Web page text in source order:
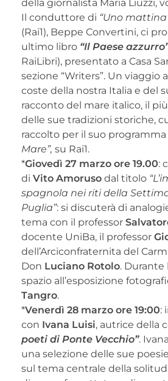
della giornalista Maria Liuzzi,
Il conduttore di “Uno
(Rai1), Beppe Convertini, ci
ultimo libro “Il Paese
RaiLibri), presentato a Casa
sezione “Writers”. Un viaggio
coste della nostra Italia e del
racconto del mare italico, il
delle sue tradizioni storiche,
raccolto per il suo
Mare”, su Rai1.
*Giovedì 27 marzo ore 19.00:
di Vito Amoruso dal titolo
spagnola nei riti della
Puglia”: si discuterà di
tema con il professor
docente UniBa, il professor
dell’Arciconfraternita del
Don Luciano Rotolo. Durante
spazio all’esposizione
Tangro.
*Venerdì 28 marzo ore 19:00:
con Ivana Luisi, autrice della
poeti di Ponte Vecchio”.
una selezione delle sue
sul tema centrale della